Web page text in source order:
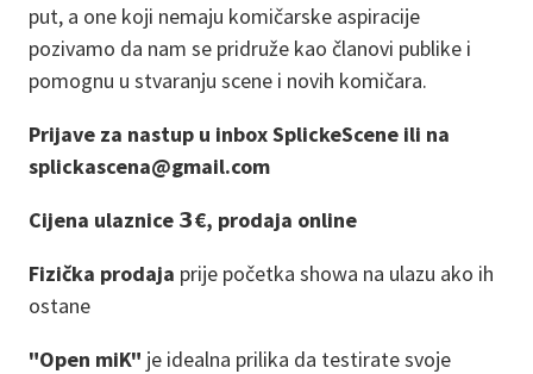
put, a one koji nemaju komičarske aspiracije
pozivamo da nam se pridruže kao članovi publike i
pomognu u stvaranju scene i novih komičara.
Prijave za nastup u inbox SplickeScene ili na
splickascena@gmail.com
Cijena ulaznice 𝟯€, prodaja online
Fizička prodaja prije početka showa na ulazu ako ih
ostane
"Open miK" je idealna prilika da testirate svoje